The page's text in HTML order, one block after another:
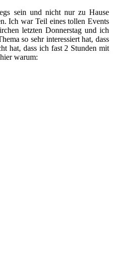
sein und nicht nur zu Hause
Ich war Teil eines tollen Events
letzten Donnerstag und ich
so sehr interessiert hat, dass
hat, dass ich fast 2 Stunden mit
warum: